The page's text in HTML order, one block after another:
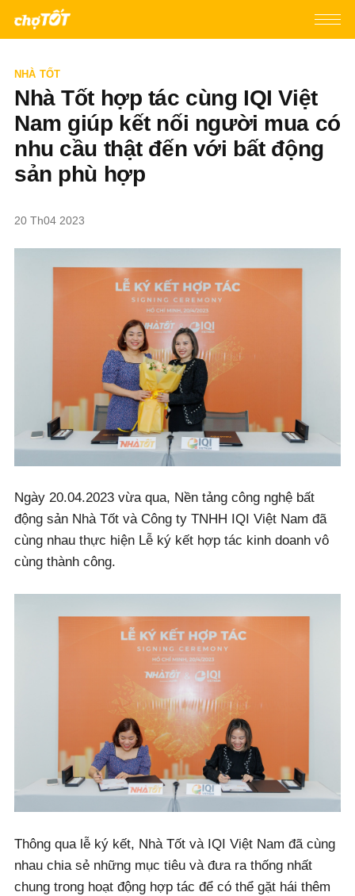
NHÀ TỐT
Nhà Tốt hợp tác cùng IQI Việt
Nam giúp kết nối người mua có
nhu cầu thật đến với bất động
sản phù hợp
20 Th04 2023
Ngày 20.04.2023 vừa qua, Nền tảng công nghệ bất
động sản Nhà Tốt và Công ty TNHH IQI Việt Nam đã
cùng nhau thực hiện Lễ ký kết hợp tác kinh doanh vô
cùng thành công.
Thông qua lễ ký kết, Nhà Tốt và IQI Việt Nam đã cùng
nhau chia sẻ những mục tiêu và đưa ra thống nhất
chung trong hoạt động hợp tác để có thể gặt hái thêm